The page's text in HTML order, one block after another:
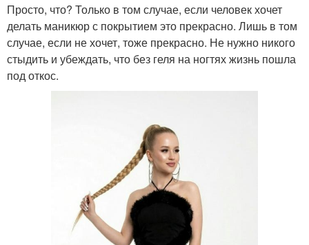
Просто, что? Только в том случае, если человек хочет
делать маникюр с покрытием это прекрасно. Лишь в том
случае, если не хочет, тоже прекрасно. Не нужно никого
стыдить и убеждать, что без геля на ногтях жизнь пошла
под откос.